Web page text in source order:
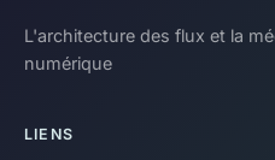
L'architecture des flux et la
numérique
LIENS